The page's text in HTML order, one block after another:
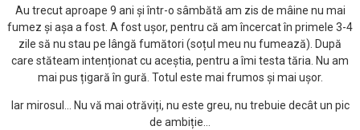
Au trecut aproape 9 ani și într-o sâmbătă am zis de mâine nu mai
fumez și așa a fost. A fost ușor, pentru că am încercat în primele 3-4
zile să nu stau pe lângă fumători (soțul meu nu fumează). După
care stăteam intenționat cu aceștia, pentru a îmi testa tăria. Nu am
mai pus țigară în gură. Totul este mai frumos și mai ușor.
Iar mirosul… Nu vă mai otrăviți, nu este greu, nu trebuie decât un pic
de ambiție…